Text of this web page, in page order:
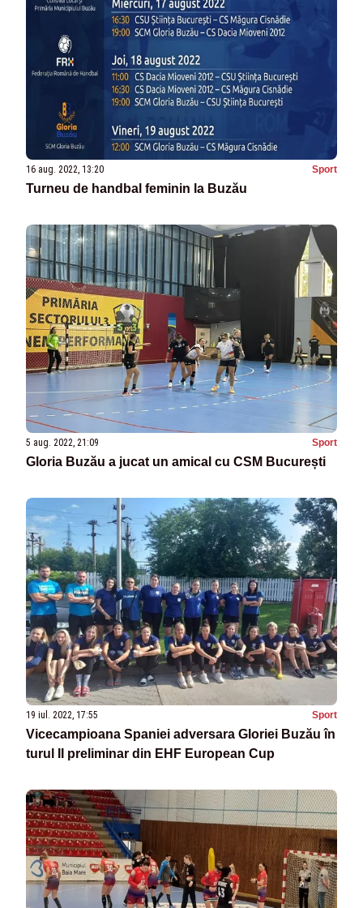
16 aug. 2022, 13:20 Sport
Turneu de handbal feminin la Buzău
5 aug. 2022, 21:09 Sport
Gloria Buzău a jucat un amical cu CSM București
19 iul. 2022, 17:55 Sport
Vicecampioana Spaniei adversara Gloriei Buzău în
turul II preliminar din EHF European Cup